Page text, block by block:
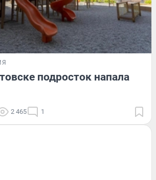
подросток напала
2 465 1